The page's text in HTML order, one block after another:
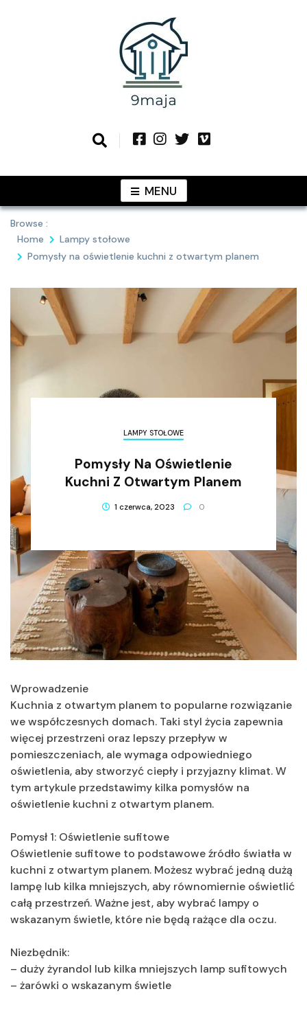
9MAJApomysłami
MENU
Browse :
Home
Lampy stołowe
Pomysły na oświetlenie kuchni z otwartym planem
LAMPY STOŁOWE
Pomysły Na Oświetlenie
Kuchni Z Otwartym Planem
1 czerwca, 2023 0
Wprowadzenie
Kuchnia z otwartym planem to popularne rozwiązanie
we współczesnych domach. Taki styl życia zapewnia
więcej przestrzeni oraz lepszy przepływ w
pomieszczeniach, ale wymaga odpowiedniego
oświetlenia, aby stworzyć ciepły i przyjazny klimat. W
tym artykule przedstawimy kilka pomysłów na
oświetlenie kuchni z otwartym planem.
Pomysł 1: Oświetlenie sufitowe
Oświetlenie sufitowe to podstawowe źródło światła w
kuchni z otwartym planem. Możesz wybrać jedną dużą
lampę lub kilka mniejszych, aby równomiernie oświetlić
całą przestrzeń. Ważne jest, aby wybrać lampy o
wskazanym świetle, które nie będą rażące dla oczu.
Niezbędnik:
– duży żyrandol lub kilka mniejszych lamp sufitowych
– żarówki o wskazanym świetle